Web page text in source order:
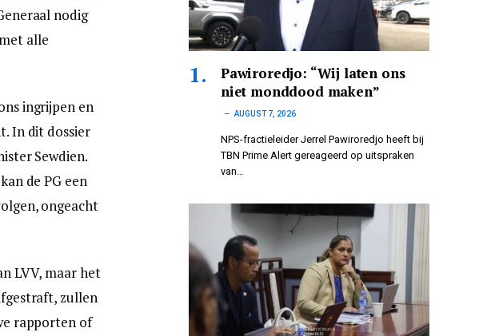
nodig
alle
ingrijpen en
In dit dossier
Sewdien.
de PG een
ongeacht
LVV, maar het
zullen
rapporten of
Pawiroredjo: “Wij laten ons
niet monddood maken”
AUGUST 7, 2026
NPS-fractieleider Jerrel Pawiroredjo heeft bij
TBN Prime Alert gereageerd op uitspraken
van…